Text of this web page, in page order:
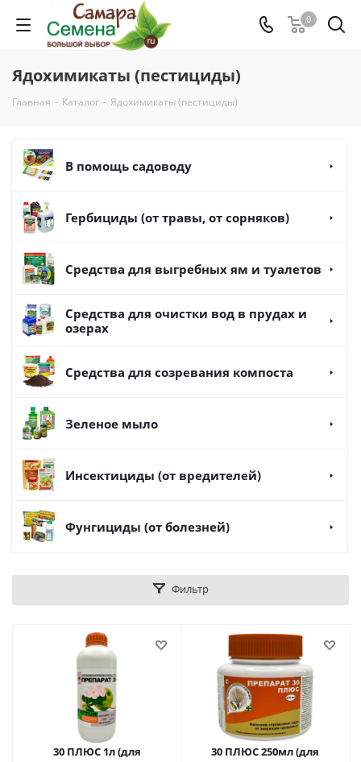
0
Ядохимикаты (пестициды)
Главная - Каталог - Ядохимикаты (пестициды)
В помощь садоводу
Гербициды (от травы, от сорняков)
Средства для выгребных ям и туалетов
Средства для очистки вод в прудах и
озерах
Средства для созревания компоста
Зеленое мыло
Инсектициды (от вредителей)
Фунгициды (от болезней)
Фильтр
30 ПЛЮС 1л (для
30 ПЛЮС 250мл (для